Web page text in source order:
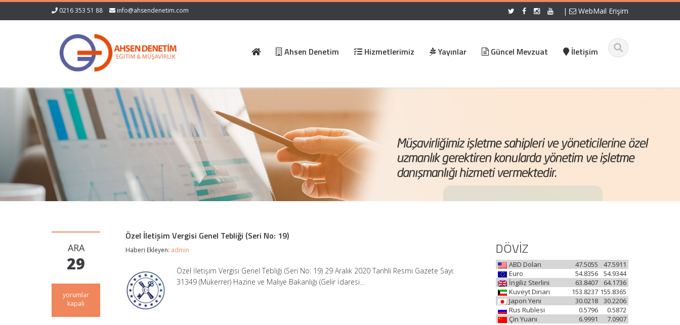
0216 353 51 88 info@ahsendenetim.com | WebMail Erişim
Ahsen Denetim Hizmetlerimiz Yayınlar Güncel Mevzuat İletişim
ARA
29
Özel
İletişim
yorumlar
kapalı
Özel İletişim Vergisi Genel Tebliği (Seri No: 19)
Haberi Ekleyen: admin
Özel İletişim Vergisi Genel Tebliği (Seri No: 19) 29 Aralık 2020 Tarihli Resmi Gazete Sayı:
31349 (Mükerrer) Hazine ve Maliye Bakanlığı (Gelir İdaresi…
DÖVİZ
ABD Doları 47.5911
47.5055
Euro
54.9344
54.8356
İngiliz Sterlini
64.1736
63.8407
Kuveyt Dinarı
155.8365
153.8237
Japon Yeni
30.2206
30.0218
Rus Rublesi
0.5872
0.5796
Çin Yuanı
7.0907
6.9991